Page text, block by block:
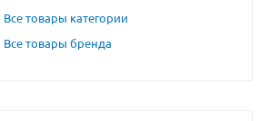
Все товары категории
Все товары бренда